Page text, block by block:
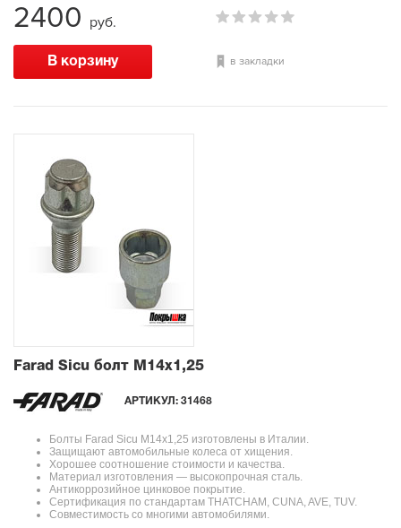
в закладки
2400 руб.
Farad Sicu болт М14x1,25
АРТИКУЛ: 31468
Болты Farad Sicu М14x1,25 изготовлены в Италии.
Защищают автомобильные колеса от хищения.
Хорошее соотношение стоимости и качества.
Материал изготовления — высокопрочная сталь.
Антикоррозийное цинковое покрытие.
Сертификация по стандартам THATCHAM, CUNA, AVE, TUV.
Совместимость со многими автомобилями.